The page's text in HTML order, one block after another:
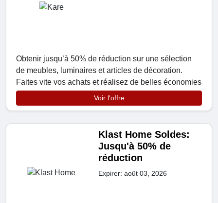
Obtenir jusqu’à 50% de réduction sur une sélection
de meubles, luminaires et articles de décoration.
Faites vite vos achats et réalisez de belles économies
Voir l'offre
Klast Home Soldes:
Jusqu'à 50% de
réduction
Expirer: août 03, 2026